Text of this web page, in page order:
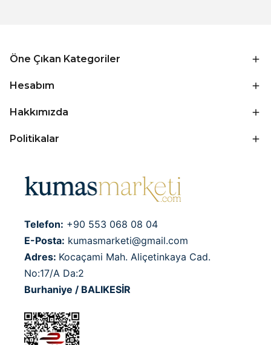
Öne Çıkan Kategoriler
Hesabım
Hakkımızda
Politikalar
Telefon: +90 553 068 08 04
E-Posta: kumasmarketi@gmail.com
Adres: Kocaçami Mah. Aliçetinkaya Cad.
No:17/A Da:2
Burhaniye / BALIKESİR